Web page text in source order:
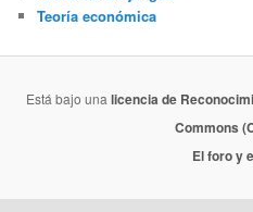
Teoría económica
Está bajo una licencia de
Commons
El foro y